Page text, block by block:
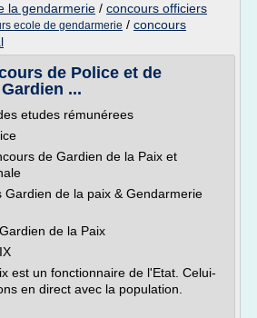
la gendarmerie / concours officiers
ecole de gendarmerie / concours
de Police et de
...
etudes rémunérees
de Gardien de la Paix et
Gardien de la paix & Gendarmerie
de la Paix
est un fonctionnaire de l'Etat. Celui-
en direct avec la population.